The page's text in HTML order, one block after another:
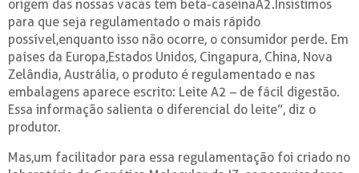
origem das nossas vacas tem beta-caseinaA2.Insistimos
para que seja regulamentado o mais rápido
possível,enquanto isso não ocorre, o consumidor perde. Em
países da Europa,Estados Unidos, Cingapura, China, Nova
Zelândia, Austrália, o produto é regulamentado e nas
embalagens aparece escrito: Leite A2 – de fácil digestão.
Essa informação salienta o diferencial do leite”, diz o
produtor.
Mas,um facilitador para essa regulamentação foi criado no